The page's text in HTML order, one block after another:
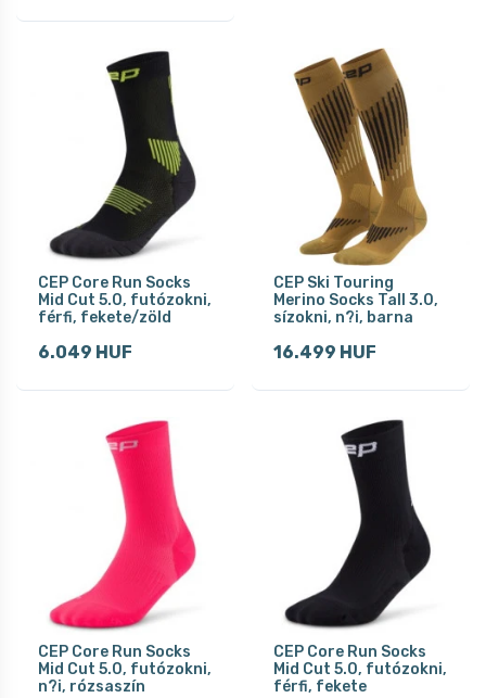
CEP Core Run Socks
Mid Cut 5.0, futózokni,
férfi, fekete/zöld
6.049 HUF
CEP Ski Touring
Merino Socks Tall 3.0,
sízokni, n?i, barna
16.499 HUF
CEP Core Run Socks
Mid Cut 5.0, futózokni,
n?i, rózsaszín
CEP Core Run Socks
Mid Cut 5.0, futózokni,
férfi, fekete